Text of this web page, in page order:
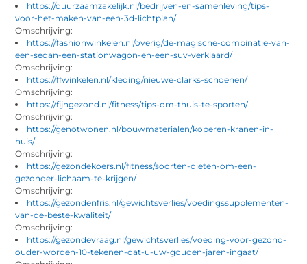
https://duurzaamzakelijk.nl/bedrijven-en-samenleving/tips-
voor-het-maken-van-een-3d-lichtplan/
Omschrijving:
https://fashionwinkelen.nl/overig/de-magische-combinatie-van-
een-sedan-een-stationwagon-en-een-suv-verklaard/
Omschrijving:
https://ffwinkelen.nl/kleding/nieuwe-clarks-schoenen/
Omschrijving:
https://fijngezond.nl/fitness/tips-om-thuis-te-sporten/
Omschrijving:
https://genotwonen.nl/bouwmaterialen/koperen-kranen-in-
huis/
Omschrijving:
https://gezondekoers.nl/fitness/soorten-dieten-om-een-
gezonder-lichaam-te-krijgen/
Omschrijving:
https://gezondenfris.nl/gewichtsverlies/voedingssupplementen-
van-de-beste-kwaliteit/
Omschrijving:
https://gezondevraag.nl/gewichtsverlies/voeding-voor-gezond-
ouder-worden-10-tekenen-dat-u-uw-gouden-jaren-ingaat/